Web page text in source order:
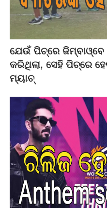
ଯେଉଁ ପିଚ୍‌ରେ
କରିଥିଲା, ସେହି ପିଚ୍‌ରେ
ମ୍ୟାଚ୍‌